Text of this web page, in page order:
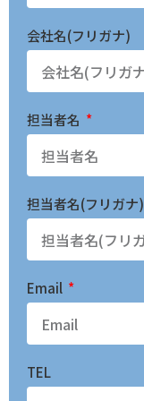
会社名(フリガナ)
担当者名
担当者名(フリガナ)
Email
TEL